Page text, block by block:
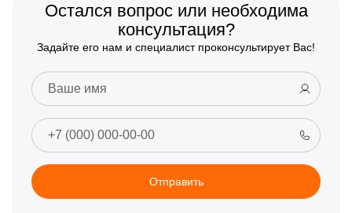
Остался вопрос или необходима
консультация?
Задайте его нам и специалист проконсультирует Вас!
Отправить